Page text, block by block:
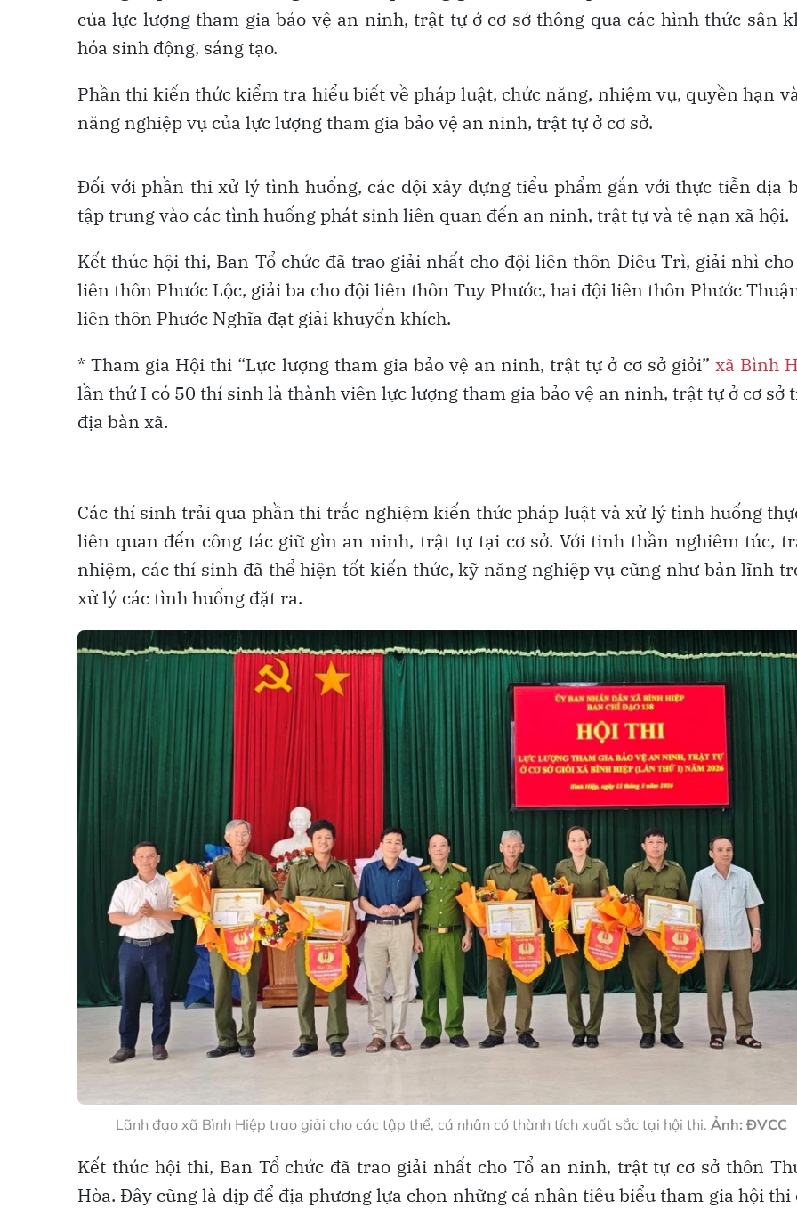
của lực lượng tham gia bảo vệ an ninh, trật tự ở cơ sở thông qua các hình thức sân
hóa sinh động, sáng tạo.
Phần thi kiến thức kiểm tra hiểu biết về pháp luật, chức năng, nhiệm vụ, quyền hạn
năng nghiệp vụ của lực lượng tham gia bảo vệ an ninh, trật tự ở cơ sở.
Đối với phần thi xử lý tình huống, các đội xây dựng tiểu phẩm gắn với thực tiễn địa
tập trung vào các tình huống phát sinh liên quan đến an ninh, trật tự và tệ nạn xã hội.
Kết thúc hội thi, Ban Tổ chức đã trao giải nhất cho đội liên thôn Diêu Trì, giải nhì
liên thôn Phước Lộc, giải ba cho đội liên thôn Tuy Phước, hai đội liên thôn Phước
liên thôn Phước Nghĩa đạt giải khuyến khích.
* Tham gia Hội thi “Lực lượng tham gia bảo vệ an ninh, trật tự ở cơ sở giỏi” xã Bình
lần thứ I có 50 thí sinh là thành viên lực lượng tham gia bảo vệ an ninh, trật tự ở cơ sở
địa bàn xã.
Các thí sinh trải qua phần thi trắc nghiệm kiến thức pháp luật và xử lý tình huống
liên quan đến công tác giữ gìn an ninh, trật tự tại cơ sở. Với tinh thần nghiêm túc,
nhiệm, các thí sinh đã thể hiện tốt kiến thức, kỹ năng nghiệp vụ cũng như bản lĩnh
xử lý các tình huống đặt ra.
Lãnh đạo xã Bình Hiệp trao giải cho các tập thể, cá nhân có thành tích xuất sắc tại hội thi. Ảnh: ĐVCC
Kết thúc hội thi, Ban Tổ chức đã trao giải nhất cho Tổ an ninh, trật tự cơ sở thôn
Hòa. Đây cũng là dịp để địa phương lựa chọn những cá nhân tiêu biểu tham gia hội thi